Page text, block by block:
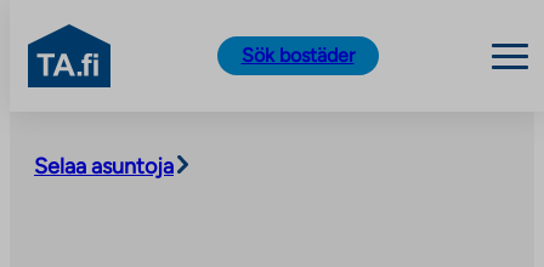
content
TA.fi
Sök bostäder
Selaa asuntoja